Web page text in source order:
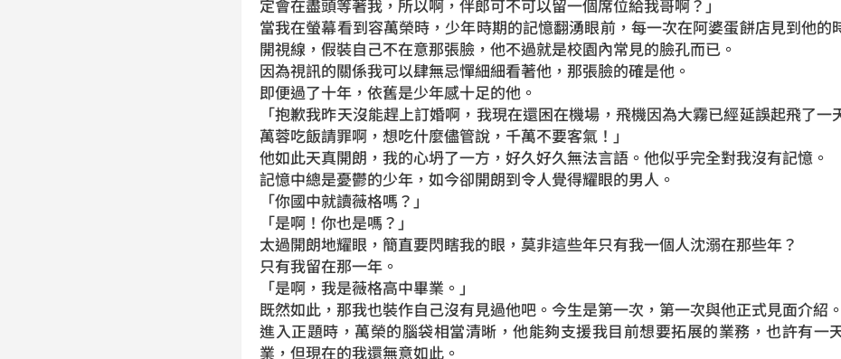
定會在盡頭等著我，所以啊，伴郎可不可以留一個席位給我哥啊？」
當我在螢幕看到容萬榮時，少年時期的記憶翻湧眼前，每一次在阿婆蛋餅店見到他的
開視線，假裝自己不在意那張臉，他不過就是校園內常見的臉孔而已。
因為視訊的關係我可以肆無忌憚細細看著他，那張臉的確是他。
即便過了十年，依舊是少年感十足的他。
「抱歉我昨天沒能趕上訂婚啊，我現在還困在機場，飛機因為大霧已經延誤起飛了一
萬蓉吃飯請罪啊，想吃什麼儘管說，千萬不要客氣！」
他如此天真開朗，我的心坍了一方，好久好久無法言語。他似乎完全對我沒有記憶。
記憶中總是憂鬱的少年，如今卻開朗到令人覺得耀眼的男人。
「你國中就讀薇格嗎？」
「是啊！你也是嗎？」
太過開朗地耀眼，簡直要閃瞎我的眼，莫非這些年只有我一個人沈溺在那些年？
只有我留在那一年。
「是啊，我是薇格高中畢業。」
既然如此，那我也裝作自己沒有見過他吧。今生是第一次，第一次與他正式見面介紹。
進入正題時，萬榮的腦袋相當清晰，他能夠支援我目前想要拓展的業務，也許有一
業，但現在的我還無意如此。